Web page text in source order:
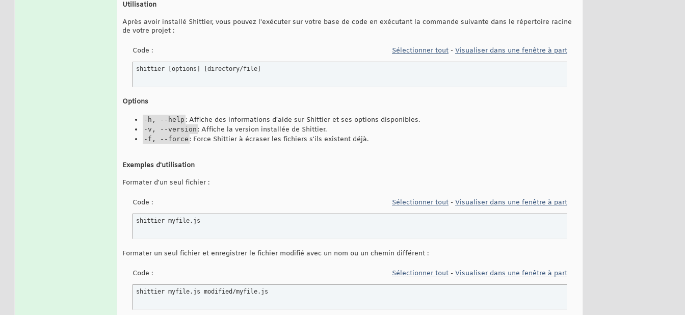
Utilisation
Après avoir installé Shittier, vous pouvez l'exécuter sur votre base de code en exécutant la commande suivante dans le répertoire racine
de votre projet :
Code : Sélectionner tout - Visualiser dans une fenêtre à part
shittier [options] [directory/file]
Options
-h, --help : Affiche des informations d'aide sur Shittier et ses options disponibles.
-v, --version : Affiche la version installée de Shittier.
-f, --force : Force Shittier à écraser les fichiers s'ils existent déjà.
Exemples d'utilisation
Formater d'un seul fichier :
Code : Sélectionner tout - Visualiser dans une fenêtre à part
shittier myfile.js
Formater un seul fichier et enregistrer le fichier modifié avec un nom ou un chemin différent :
Code : Sélectionner tout - Visualiser dans une fenêtre à part
shittier myfile.js modified/myfile.js